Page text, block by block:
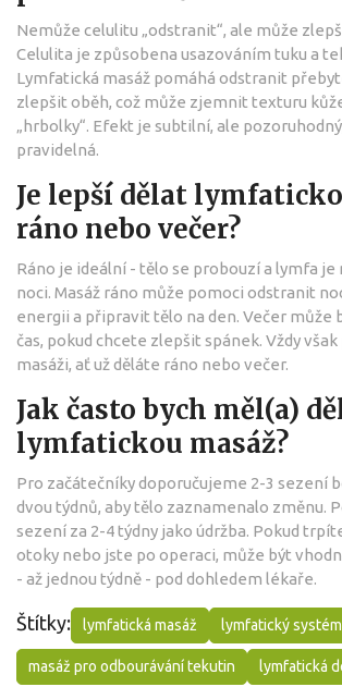
Nemůže celulitu „odstranit“, ale může
Celulita je způsobena usazováním tuku a
Lymfatická masáž pomáhá odstranit
zlepšit oběh, což může zjemnit texturu
„hrbolky“. Efekt je subtilní, ale
pravidelná.
Je lepší dělat
ráno nebo večer?
Ráno je ideální - tělo se probouzí a lymfa
noci. Masáž ráno může pomoci odstranit
energii a připravit tělo na den. Večer může
čas, pokud chcete zlepšit spánek. Vždy
masáži, ať už děláte ráno nebo večer.
Jak často bych měl(a)
lymfatickou masáž?
Pro začátečníky doporučujeme 2-3 sezení
dvou týdnů, aby tělo zaznamenalo změnu.
sezení za 2-4 týdny jako údržba. Pokud
otoky nebo jste po operaci, může být
- až jednou týdně - pod dohledem lékaře.
Štítky: lymfatická masáž lymfatický systém
masáž pro odbourávání tekutin lymfatická